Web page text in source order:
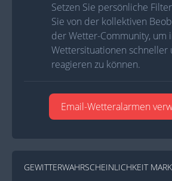
Setzen Sie persönliche
Sie von der kollektiven
der Wetter-Community, um
Wettersituationen schneller
reagieren zu können.
Email-Wetteralarmen
GEWITTERWAHRSCHEINLICHKEIT